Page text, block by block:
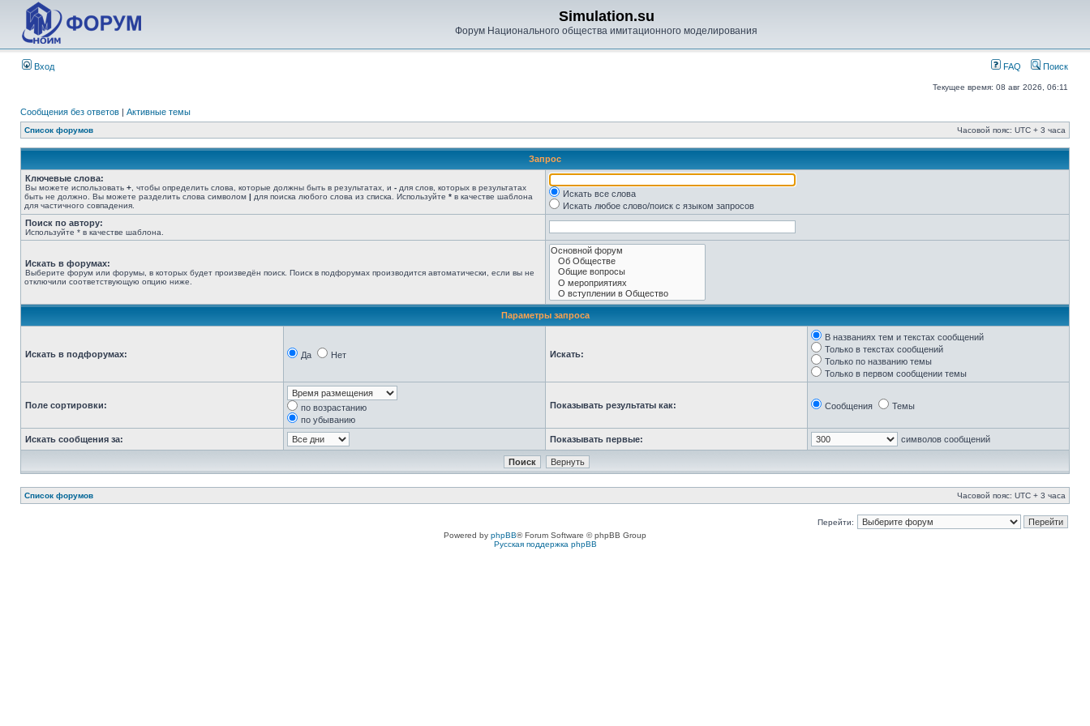
Simulation.su
Форум Национального общества имитационного моделирования
Вход FAQ Поиск
Текущее время: 08 авг 2026, 06:11
Сообщения без ответов | Активные темы
Список форумов Часовой пояс: UTC + 3 часа
Запрос
Ключевые слова:
Вы можете использовать + , чтобы определить слова, которые должны быть в результатах, и - для слов, которых в результатах
быть не должно. Вы можете разделить слова символом | для поиска любого слова из списка. Используйте * в качестве шаблона
для частичного совпадения.
Искать все слова
Искать любое слово/поиск с языком запросов
Поиск по автору:
Используйте * в качестве шаблона.
Искать в форумах:
Выберите форум или форумы, в которых будет произведён поиск. Поиск в подфорумах производится автоматически, если вы не
отключили соответствующую опцию ниже.
Параметры запроса
Искать в подфорумах: Да Нет Искать:
В названиях тем и текстах сообщений
Только в текстах сообщений
Только по названию темы
Только в первом сообщении темы
Поле сортировки:
по возрастанию
по убыванию
Показывать результаты как: Сообщения Темы
Искать сообщения за: Показывать первые: символов сообщений
Список форумов Часовой пояс: UTC + 3 часа
Перейти:
Powered by phpBB® Forum Software © phpBB Group
Русская поддержка phpBB